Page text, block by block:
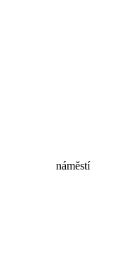
náměstí